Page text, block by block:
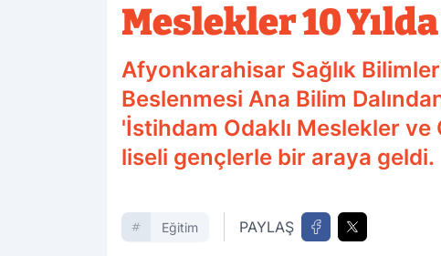
Meslekler 10
Afyonkarahisar Sağlık
Beslenmesi Ana Bilim
'İstihdam Odaklı Meslekler
liseli gençlerle bir araya geldi.
Eğitim PAYLAŞ